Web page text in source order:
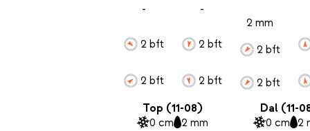
-
2 bft
2 bft
-
2 bft
2 bft
2 mm
2 bft
2 bft
Top (11-08)
0 cm 2 mm
Dal (11-
0 cm 2